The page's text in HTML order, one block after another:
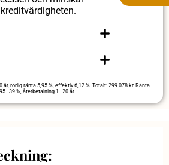
år, rörlig ränta 5,95 %, effektiv 6,12 %. Totalt: 299 078 kr. Ränta
%, återbetalning 1–20 år.